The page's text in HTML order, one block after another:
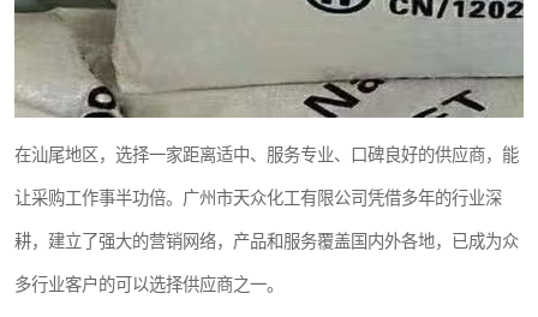
在汕尾地区，选择一家距离适中、服务专业、口碑良好的供应商，能
让采购工作事半功倍。广州市天众化工有限公司凭借多年的行业深
耕，建立了强大的营销网络，产品和服务覆盖国内外各地，已成为众
多行业客户的可以选择供应商之一。